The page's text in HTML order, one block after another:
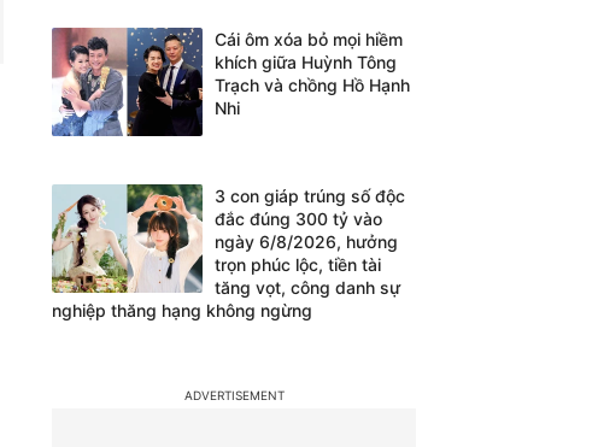
Cái ôm xóa bỏ mọi hiềm
khích giữa Huỳnh Tông
Trạch và chồng Hồ Hạnh
Nhi
3 con giáp trúng số độc
đắc đúng 300 tỷ vào
ngày 6/8/2026, hưởng
trọn phúc lộc, tiền tài
tăng vọt, công danh sự
nghiệp thăng hạng không ngừng